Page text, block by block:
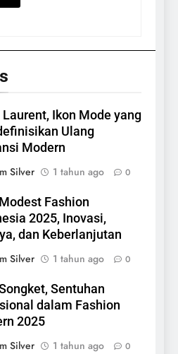
Ikon Mode yang
Ulang
Modern
Silver
1 tahun ago 0
Fashion
2025, Inovasi,
dan Keberlanjutan
Silver
1 tahun ago 0
Sentuhan
dalam Fashion
2025
Silver
1 tahun ago 0